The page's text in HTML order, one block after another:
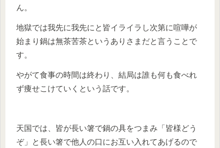
ん。
地獄では我先に我先にと皆イライラし次第に喧嘩が
始まり鍋は無茶苦茶というありさまだと言うことで
す。
やがて食事の時間は終わり、結局は誰も何も食べれ
ず痩せこけていくという話です。
天国では、皆が長い箸で鍋の具をつまみ「皆様どう
ぞ」と長い箸で他人の口にお互い入れてあげるので